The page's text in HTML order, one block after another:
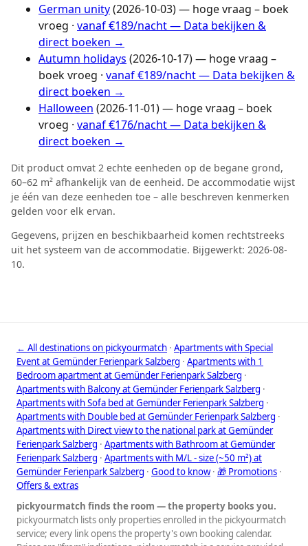
German unity(2026-10-03) — hoge vraag – boek
vroeg · vanaf €189/nacht — Data bekijken &
direct boeken →
Autumn holidays (2026-10-17) — hoge vraag –
boek vroeg · vanaf €189/nacht — Data bekijken &
direct boeken →
Halloween (2026-11-01) — hoge vraag – boek
vroeg · vanaf €176/nacht — Data bekijken &
direct boeken →
Dit product omvat 2 echte eenheden op de begane grond,
60–62 m² afhankelijk van de eenheid. De accommodatie wijst
je één van deze eenheden toe – alle beschreven kenmerken
gelden voor elk ervan.
Gegevens, prijzen en beschikbaarheid komen rechtstreeks
uit het systeem van de accommodatie. Bijgewerkt: 2026-08-
10.
← All destinations on pickyourmatch · Apartments with Special
Event at Gemünder Ferienpark Salzberg · Apartments with 1
Bedroom apartment at Gemünder Ferienpark Salzberg ·
Apartments with Balcony at Gemünder Ferienpark Salzberg ·
Apartments with Sofa bed at Gemünder Ferienpark Salzberg ·
Apartments with Double bed at Gemünder Ferienpark Salzberg ·
Apartments with Direct view to the national park at Gemünder
Ferienpark Salzberg · Apartments with Bathroom at Gemünder
Ferienpark Salzberg · Apartments with M/L - size (~50 m²) at
Gemünder Ferienpark Salzberg · Good to know· 🎁 Promotions ·
Offers & extras
pickyourmatch finds the room — the property books you.
pickyourmatch lists only properties enrolled in the pickyourmatch
service; every link opens the property's own booking calendar.